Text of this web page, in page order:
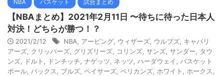
NBA バスケット 試合まとめ
【NBAまとめ】2021年2月11日 〜待ちに待った日本人
対決！どちらが勝つ！？
2021/2/12 NBA アービング ウィザーズ ウルブズ キャバリ
アーズ クリッパーズ グリズリーズ コリンズ サンズ サンダー
タウ
ンズ
ドルト ドンチッチ ナゲッツ ネッツ ハーダウェイ
バスケット
ボール バックス ブルズ ペイサーズ ペリカンズ ホワイト ホークス